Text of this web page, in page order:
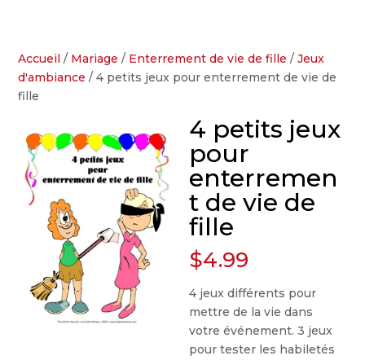
Accueil / Mariage / Enterrement de vie de fille /Jeux
d'ambiance / 4 petits jeux pour enterrement de vie de
fille
4 petits jeux
pour
enterremen
t de vie de
fille
$4.99
4 jeux différents pour
mettre de la vie dans
votre événement. 3 jeux
pour tester les habiletés